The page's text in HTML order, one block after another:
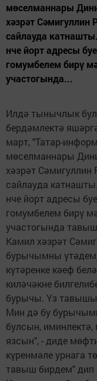
мөселманнары
хәзрәт Сәмигуллин
сайлауда
нче йорт адресы
гомумбелем бирү
участогында...
Илдә тынычлык
бердәмлектә
март, "Татар-
мөселманнары
хәзрәт
сайлауда
нче йорт адресы
гомумбелем бирү
участогында
Камил хәзрәт
бурычымны үтәдем,
күтәренке кәеф
киләчәкне
бурычы. Үз
Мин дә бу
булсын,
язсын", - диде
күренмәле урнага
тавыш бирдем" дип